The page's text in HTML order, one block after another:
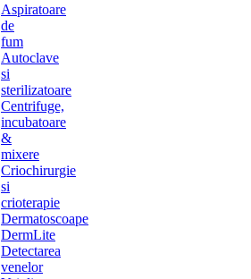
Aspiratoare
de
fum
Autoclave
si
sterilizatoare
Centrifuge,
incubatoare
&
mixere
Criochirurgie
si
crioterapie
Dermatoscoape
DermLite
Detectarea
venelor